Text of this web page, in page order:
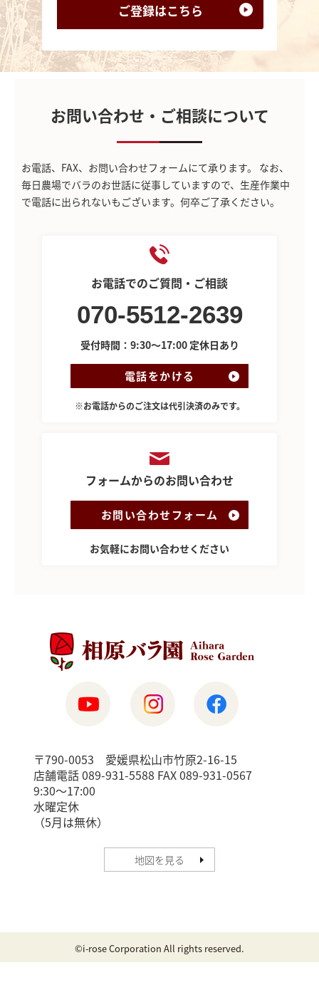
ご登録はこちら
お問い合わせ・ご相談について
お電話、FAX、お問い合わせフォームにて承ります。
なお、
毎日農場でバラのお世話に従事していますので、生産作業中
で電話に出られないもございます。何卒ご了承ください。
お電話でのご質問・ご相談
070-5512-2639
受付時間：9:30～17:00 定休日あり
電話をかける
※お電話からのご注文は代引決済のみです。
フォームからのお問い合わせ
お問い合わせフォーム
お気軽にお問い合わせください
〒790-0053 愛媛県松山市竹原2-16-15
店舗電話 089-931-5588 FAX 089-931-0567
9:30〜17:00
水曜定休
（5月は無休）
地図を見る
©i-rose Corporation All rights reserved.